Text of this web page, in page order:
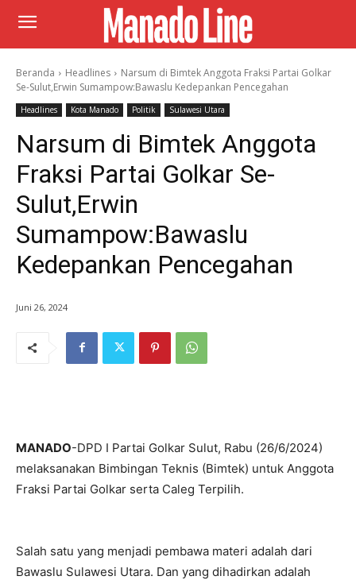
Beranda Headlines
Narsum di Bimtek Anggota Fraksi Partai Golkar
Se-Sulut,Erwin Sumampow:Bawaslu Kedepankan Pencegahan
Headlines Kota Manado Politik Sulawesi Utara
Narsum di Bimtek Anggota
Fraksi Partai Golkar Se-
Sulut,Erwin
Sumampow:Bawaslu
Kedepankan Pencegahan
Juni 26, 2024
MANADO-DPD I Partai Golkar Sulut, Rabu (26/6/2024)
melaksanakan Bimbingan Teknis (Bimtek) untuk Anggota
Fraksi Partai Golkar serta Caleg Terpilih.
Salah satu yang menjadi pembawa materi adalah dari
Bawaslu Sulawesi Utara. Dan yang dihadirkan adalah